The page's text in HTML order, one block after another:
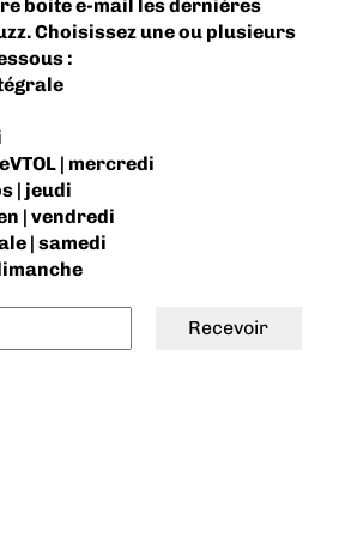
boite e-mail les dernières
Choisissez une ou plusieurs
:
| mercredi
| jeudi
| vendredi
| samedi